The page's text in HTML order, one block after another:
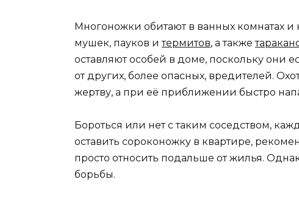
Многоножки обитают в ванных комнатах и
мушек, пауков итермитов, а также
оставляют особей в доме, поскольку они
от других, более опасных, вредителей.
жертву, а при её приближении быстро
Бороться или нет с таким соседством,
оставить сороконожку в квартире,
просто относить подальше от жилья.
борьбы.